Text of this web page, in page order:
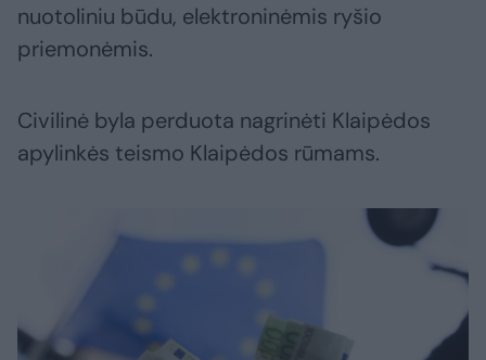
nuotoliniu būdu, elektroninėmis ryšio
priemonėmis.
Civilinė byla perduota nagrinėti Klaipėdos
apylinkės teismo Klaipėdos rūmams.